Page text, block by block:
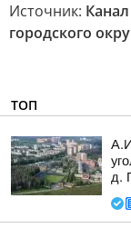
Источник:
городского
ТОП
д.